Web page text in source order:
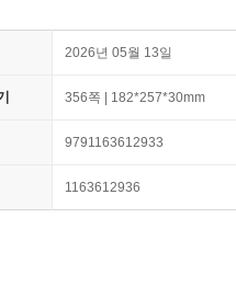
2026년 05월 13일
356쪽 | 182*257*30mm
9791163612933
1163612936